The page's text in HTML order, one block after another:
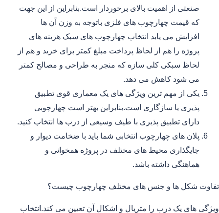
صنعتی از اهمیت بالای برخوردار است.بنابراین از این جهت
که قیمت چهارچوب های فلزی باتوجه به وزن آن ها
افزایش می یابد انتخاب چهارچوب های سبک هزینه های
پروژه را هم از لحاظ پرداخت مبلغ کمتر برای خرید و هم از
لحاظ سبکی کلی سازه که منجر به طراحی و مصالح کمتر
می شود کاهش می دهد.
یکی از مهم ترین ویژگی های یک معماری قوی تطبیق
پذیری یا سازگاری است.بنابراین بهتر است چهارچوبی
دارای تطبیق پذیری با طیف وسیعی از درب ها انتخاب کنید.
پلان های چهارچوب انتخابی شما باید با ضخامت دیوار و
جایگذاری محیط های مختلف در پروژه همخوانی و
هماهنگی داشته باشد.
تفاوت شکل ها و جنس های مختلف چهارچوب چیست؟
ویژگی های یک درب را متریال و اشکال آن تعیین می کند.انتخاب